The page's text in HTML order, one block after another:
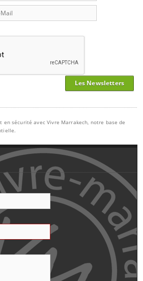
Les Newsletters
en sécurité avec Vivre Marrakech, notre base de